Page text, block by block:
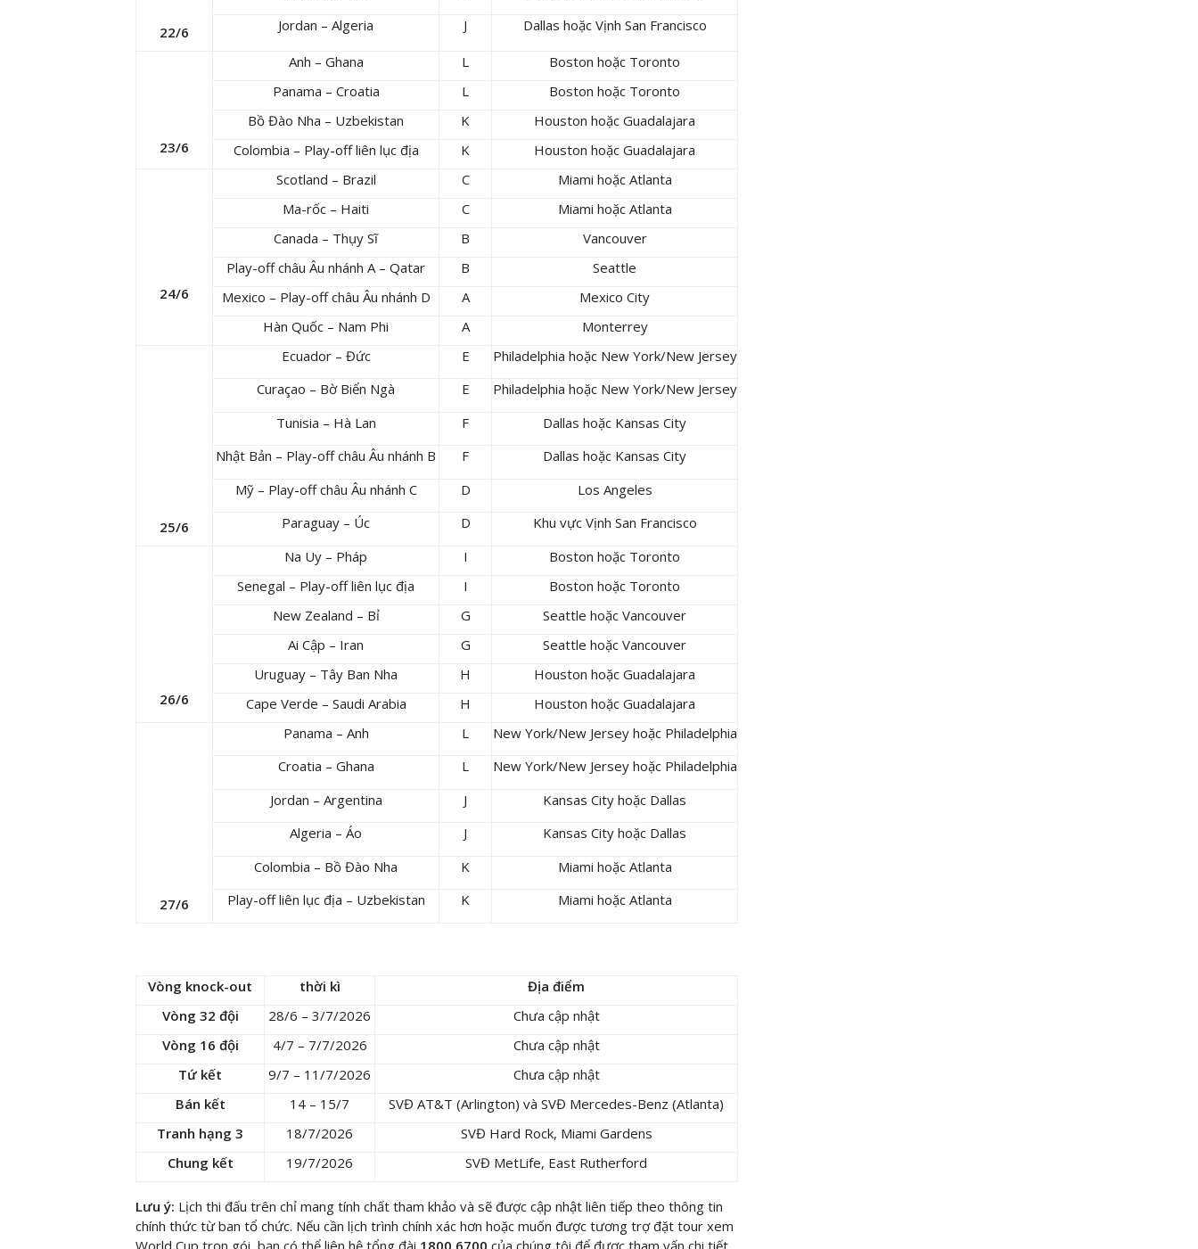
22/6
Jordan – Algeria
J Dallas hoặc Vịnh San Francisco
23/6
Anh – Ghana L
Boston hoặc Toronto
Panama – Croatia
L
Boston hoặc Toronto
Bồ Đào Nha – Uzbekistan
K
Houston hoặc Guadalajara
Colombia – Play-off liên lục địa
K Houston hoặc Guadalajara
24/6
Scotland – Brazil C
Miami hoặc Atlanta
Ma-rốc – Haiti
C
Miami hoặc Atlanta
Canada – Thụy Sĩ
B
Vancouver
Play-off châu Âu nhánh A – Qatar
B
Seattle
Mexico – Play-off châu Âu nhánh D
A
Mexico City
Hàn Quốc – Nam Phi
A Monterrey
25/6
Ecuador – Đức E
Philadelphia hoặc New York/New Jersey
Curaçao – Bờ Biển Ngà
E
Philadelphia hoặc New York/New Jersey
Tunisia – Hà Lan
F
Dallas hoặc Kansas City
Nhật Bản – Play-off châu Âu nhánh B
F
Dallas hoặc Kansas City
Mỹ – Play-off châu Âu nhánh C
D
Los Angeles
Paraguay – Úc
D Khu vực Vịnh San Francisco
26/6
Na Uy – Pháp I
Boston hoặc Toronto
Senegal – Play-off liên lục địa
I
Boston hoặc Toronto
New Zealand – Bỉ
G
Seattle hoặc Vancouver
Ai Cập – Iran
G
Seattle hoặc Vancouver
Uruguay – Tây Ban Nha
H
Houston hoặc Guadalajara
Cape Verde – Saudi Arabia
H Houston hoặc Guadalajara
27/6
Panama – Anh L
New York/New Jersey hoặc Philadelphia
Croatia – Ghana
L
New York/New Jersey hoặc Philadelphia
Jordan – Argentina
J
Kansas City hoặc Dallas
Algeria – Áo
J
Kansas City hoặc Dallas
Colombia – Bồ Đào Nha
K
Miami hoặc Atlanta
Play-off liên lục địa – Uzbekistan
K Miami hoặc Atlanta
Vòng knock-out thời kì
Địa điểm
Vòng 32 đội
28/6 – 3/7/2026
Chưa cập nhật
Vòng 16 đội
4/7 – 7/7/2026
Chưa cập nhật
Tứ kết
9/7 – 11/7/2026
Chưa cập nhật
Bán kết
14 – 15/7
SVĐ AT&T (Arlington) và SVĐ Mercedes-Benz (Atlanta)
Tranh hạng 3
18/7/2026
SVĐ Hard Rock, Miami Gardens
Chung kết
19/7/2026 SVĐ MetLife, East Rutherford
Lưu ý: Lịch thi đấu trên chỉ mang tính chất tham khảo và sẽ được cập nhật liên tiếp theo thông tin
chính thức từ ban tổ chức. Nếu cần lịch trình chính xác hơn hoặc muốn được tương trợ đặt tour xem
World Cup trọn gói, bạn có thể liên hệ tổng đài 1800 6700 của chúng tôi để được tham vấn chi tiết